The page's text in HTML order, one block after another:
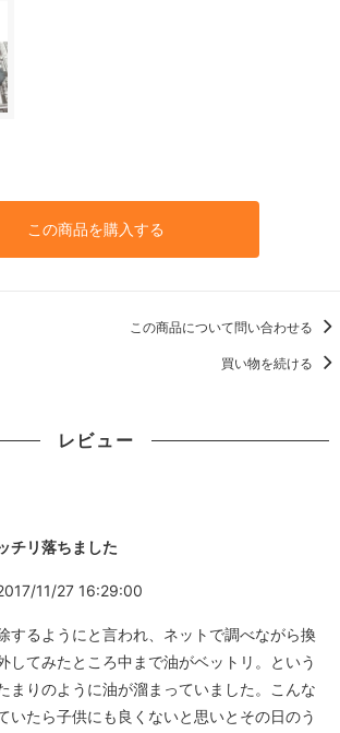
この商品を購入する
この商品について問い合わせる
買い物を続ける
レビュー
チリ落ちました
11/27 16:29:00
するようにと言われ、ネットで調べながら換
してみたところ中まで油がベットリ。という
まりのように油が溜まっていました。こんな
いたら子供にも良くないと思いとその日のう